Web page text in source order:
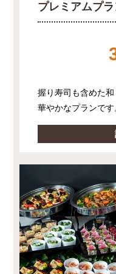
プレミアムプ
握り寿司も含めた
華やかなプランです